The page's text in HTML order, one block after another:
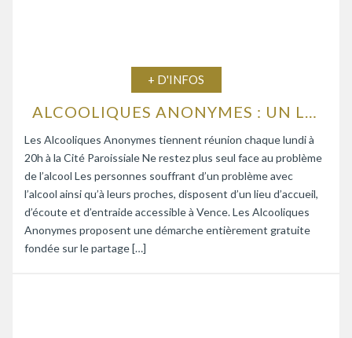
+ D'INFOS
ALCOOLIQUES ANONYMES : UN LIEU D’ÉCOUTE ET D’ENTRAIDE
Les Alcooliques Anonymes tiennent réunion chaque lundi à
20h à la Cité Paroissiale Ne restez plus seul face au problème
de l’alcool Les personnes souffrant d’un problème avec
l’alcool ainsi qu’à leurs proches, disposent d’un lieu d’accueil,
d’écoute et d’entraide accessible à Vence. Les Alcooliques
Anonymes proposent une démarche entièrement gratuite
fondée sur le partage […]